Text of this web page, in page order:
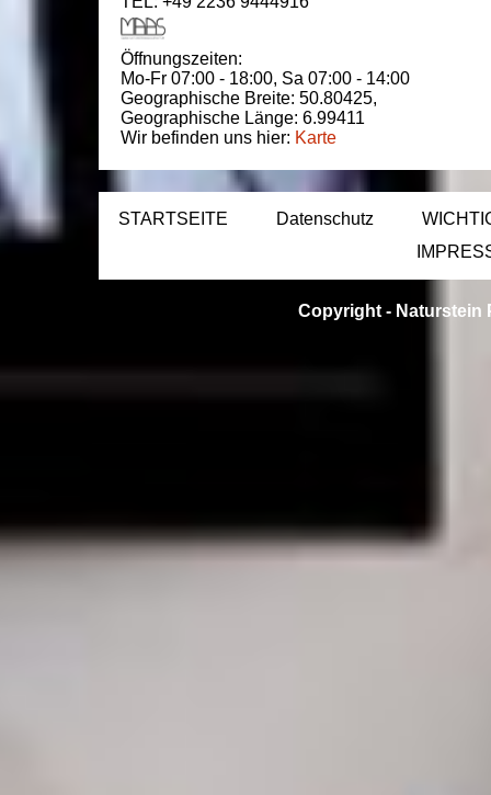
Öffnungszeiten:
Mo-Fr 07:00 - 18:00, Sa 07:00 - 14:00
Geographische Breite: 50.80425,
Geographische Länge: 6.99411
Wir befinden uns hier: Karte
STARTSEITE Datenschutz
Copyright - Naturstein